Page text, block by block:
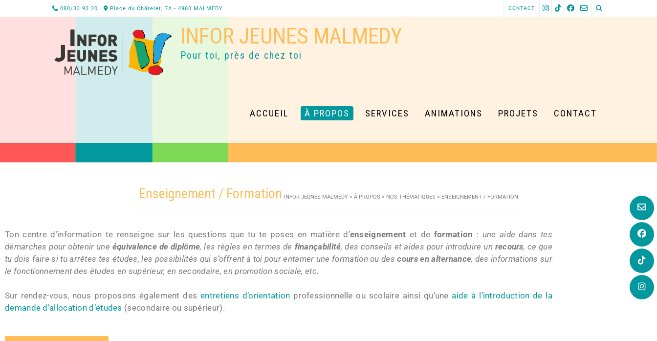
080/33 93 20 Place du Châtelet, 7A - 4960 MALMEDY CONTACT
INFOR JEUNES MALMEDY
Pour toi, près de chez toi
ACCUEIL À PROPOS SERVICES ANIMATIONS PROJETS CONTACT
Enseignement / Formation INFOR JEUNES MALMEDY >À PROPOS > NOS THÉMATIQUES > ENSEIGNEMENT / FORMATION
Ton centre d’information te renseigne sur les questions que tu te poses en matière d’enseignement et de formation : une aide dans tes
démarches pour obtenir une équivalence de diplôme, les règles en termes de finançabilité, des conseils et aides pour introduire un recours, ce que
tu dois faire si tu arrêtes tes études, les possibilités qui s’offrent à toi pour entamer une formation ou descours en alternance, des informations sur
le fonctionnement des études en supérieur, en secondaire, en promotion sociale, etc.
Sur rendez-vous, nous proposons également desentretiens d’orientation professionnelle ou scolaire ainsi qu’une aide à l’introduction de la
demande d’allocation d’études (secondaire ou supérieur).